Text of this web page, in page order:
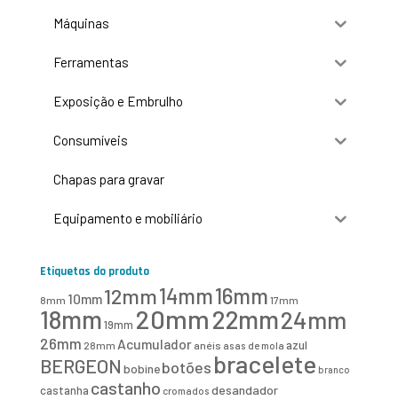
Máquinas
Ferramentas
Exposição e Embrulho
Consumíveis
Chapas para gravar
Equipamento e mobiliário
Etiquetas do produto
8mm 10mm12mm14mm16mm 17mm
18mm19mm 20mm22mm24mm
26mm 28mm Acumulador anéis asas de mola azul
BERGEON bobinebotões bracelete branco
castanha castanho cromados desandador